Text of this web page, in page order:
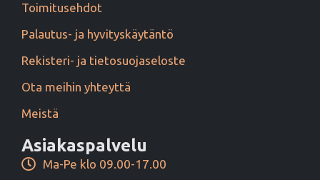
Toimitusehdot
Palautus- ja hyvityskäytäntö
Rekisteri- ja tietosuojaseloste
Ota meihin yhteyttä
Meistä
Asiakaspalvelu
Ma-Pe klo 09.00-17.00